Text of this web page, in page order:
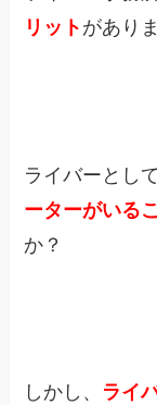
リット があり
ライバーとして
ーターがいる
か？
しかし、 ライ